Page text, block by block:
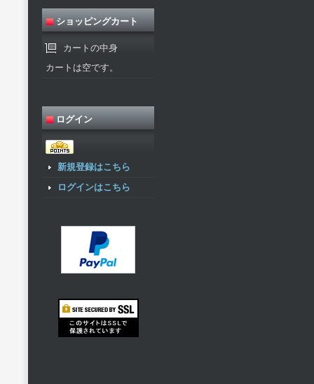
ショッピングカート
カートの中身
カートは空です。
ログイン
新規登録はこちら
ログインはこちら